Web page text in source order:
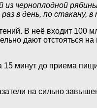
черноплодной
в день, по стакану, в
В неё входит 100
дают отстояться
минут до приема
на сильно